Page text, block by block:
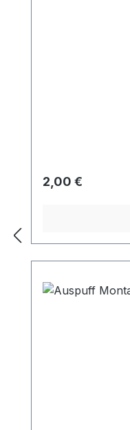
Regulärer Preis:
2,00 €